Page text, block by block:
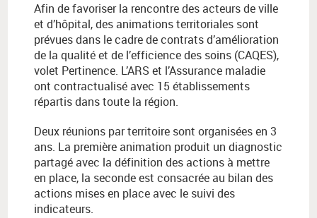
Afin de favoriser la rencontre des acteurs de ville
et d’hôpital, des animations territoriales sont
prévues dans le cadre de contrats d’amélioration
de la qualité et de l’efficience des soins (CAQES),
volet Pertinence. L’ARS et l’Assurance maladie
ont contractualisé avec 15 établissements
répartis dans toute la région.
Deux réunions par territoire sont organisées en 3
ans. La première animation produit un diagnostic
partagé avec la définition des actions à mettre
en place, la seconde est consacrée au bilan des
actions mises en place avec le suivi des
indicateurs.